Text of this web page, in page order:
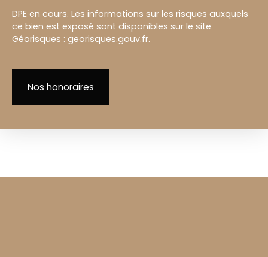
DPE en cours. Les informations sur les risques auxquels
ce bien est exposé sont disponibles sur le site
Géorisques : georisques.gouv.fr.
Nos honoraires